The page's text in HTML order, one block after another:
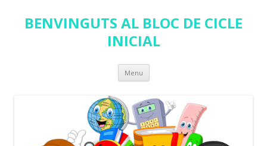
BENVINGUTS AL BLOC DE CICLE
INICIAL
Menu Skip
content